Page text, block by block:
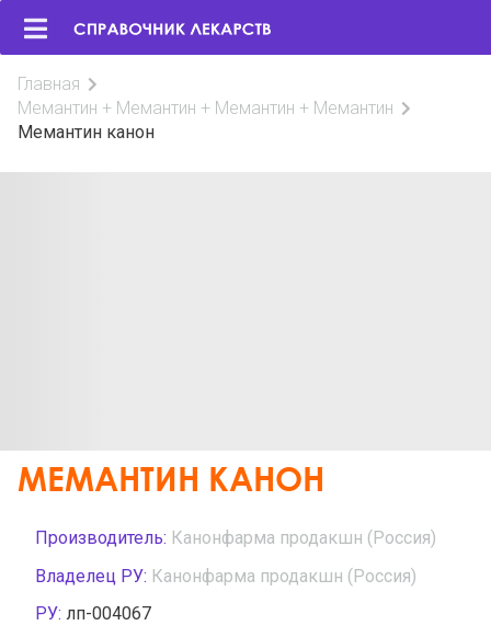
Главная
Мемантин + Мемантин + Мемантин + Мемантин
Мемантин канон
МЕМАНТИН КАНОН
Производитель: Канонфарма продакшн (Россия)
Владелец РУ: Канонфарма продакшн (Россия)
РУ: лп-004067